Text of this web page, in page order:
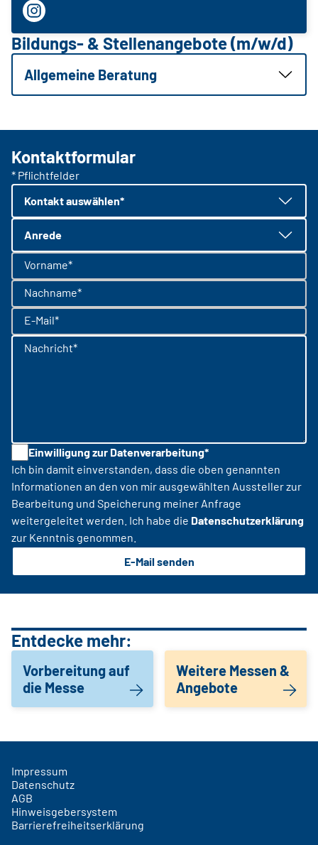
Bildungs- & Stellenangebote (m/w/d)
Allgemeine Beratung
Kontaktformular
* Pflichtfelder
Kontakt auswählen*
Anrede
Vorname*
Nachname*
E-Mail*
Nachricht*
Einwilligung zur Datenverarbeitung*
Ich bin damit einverstanden, dass die oben genannten
Informationen an den von mir ausgewählten Aussteller zur
Bearbeitung und Speicherung meiner Anfrage
weitergeleitet werden. Ich habe die Datenschutzerklärung
zur Kenntnis genommen.
E-Mail senden
Entdecke mehr:
Vorbereitung auf
die Messe
Weitere Messen &
Angebote
Impressum
Datenschutz
AGB
Hinweisgebersystem
Barrierefreiheitserklärung